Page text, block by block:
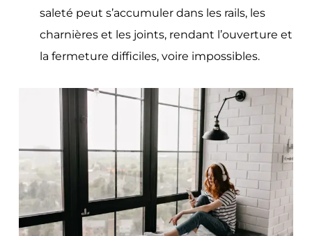
saleté peut s’accumuler dans les rails, les
charnières et les joints, rendant l’ouverture et
la fermeture difficiles, voire impossibles.